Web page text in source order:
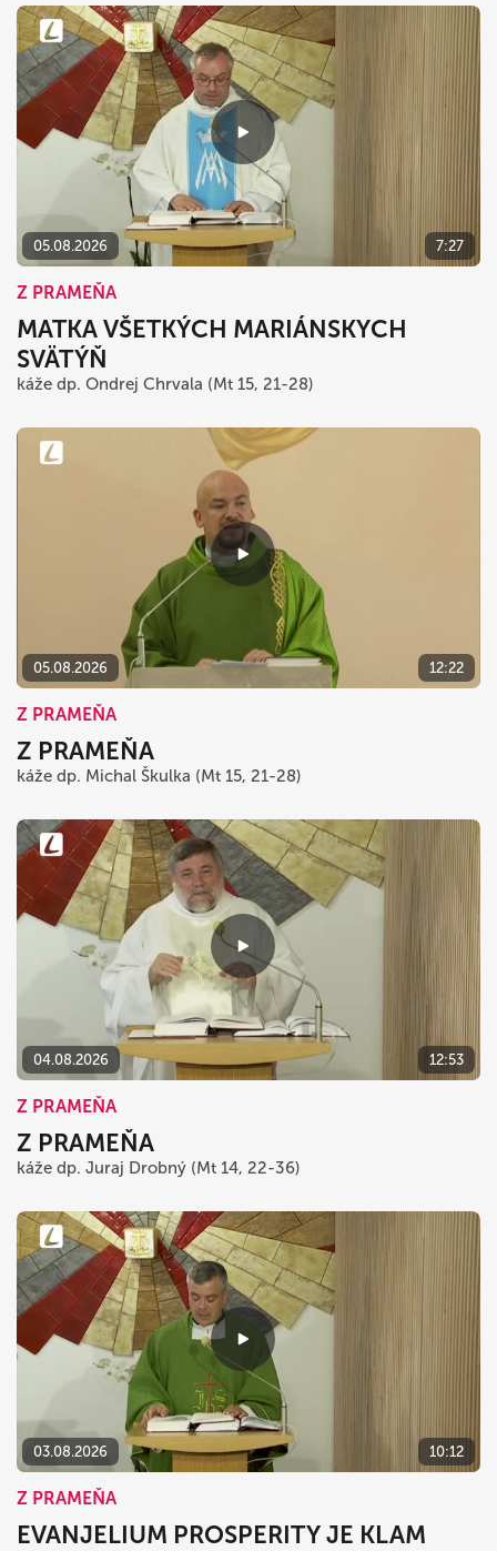
05.08.2026 7:27
Z PRAMEŇA
MATKA VŠETKÝCH MARIÁNSKYCH
SVÄTÝŇ
káže dp. Ondrej Chrvala (Mt 15, 21-28)
05.08.2026 12:22
Z PRAMEŇA
Z PRAMEŇA
káže dp. Michal Škulka (Mt 15, 21-28)
04.08.2026 12:53
Z PRAMEŇA
Z PRAMEŇA
káže dp. Juraj Drobný (Mt 14, 22-36)
03.08.2026 10:12
Z PRAMEŇA
EVANJELIUM PROSPERITY JE KLAM